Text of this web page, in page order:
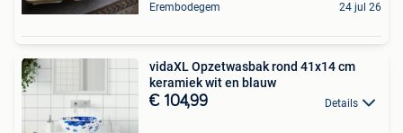
Erembodegem 24 jul 26
vidaXL Opzetwasbak rond 41x14 cm
keramiek wit en blauw
€ 104,99 Details